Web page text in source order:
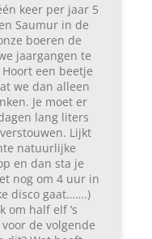
keer per jaar 5
Saumur in de
boeren de
jaargangen te
een beetje
we dan alleen
Je moet er
lang liters
Lijkt
natuurlijke
en dan sta je
nog om 4 uur in
disco gaat…….)
om half elf ’s
de volgende